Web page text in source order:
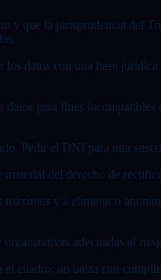
y que la jurisprudencia del
los datos con una base
para fines incompatibles
Pedir el DNI para una
del derecho de
y a eliminar o
adecuadas al
cuadro: no basta con